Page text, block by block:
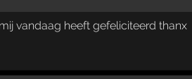
vandaag heeft gefeliciteerd thanx